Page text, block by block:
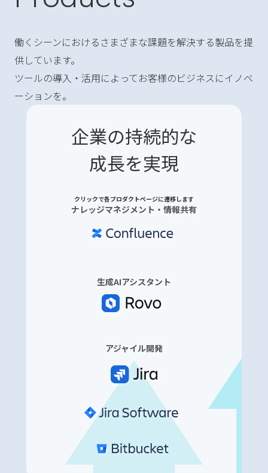
働くシーンにおけるさまざまな課題を解決する製品を提
供しています。
ツールの導入・活用によってお客様のビジネスにイノベ
ーションを。
企業の持続的な
成長を実現
クリックで各プロダクトページに遷移します
ナレッジマネジメント・情報共有
生成AIアシスタント
アジャイル開発